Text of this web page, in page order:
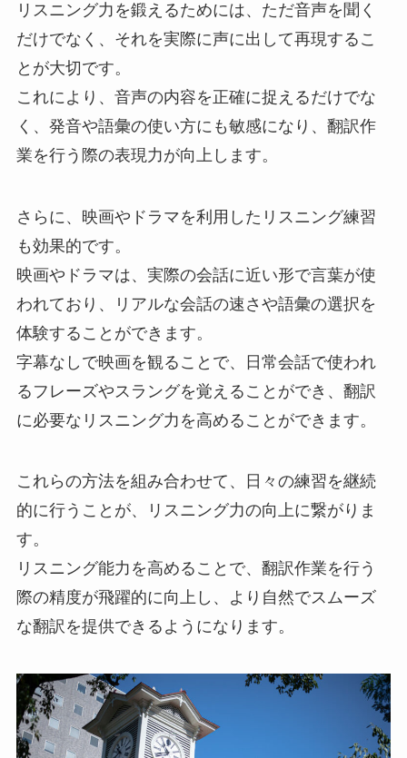
リスニング力を鍛えるためには、ただ音声を聞く
だけでなく、それを実際に声に出して再現するこ
とが大切です。
これにより、音声の内容を正確に捉えるだけでな
く、発音や語彙の使い方にも敏感になり、翻訳作
業を行う際の表現力が向上します。
さらに、映画やドラマを利用したリスニング練習
も効果的です。
映画やドラマは、実際の会話に近い形で言葉が使
われており、リアルな会話の速さや語彙の選択を
体験することができます。
字幕なしで映画を観ることで、日常会話で使われ
るフレーズやスラングを覚えることができ、翻訳
に必要なリスニング力を高めることができます。
これらの方法を組み合わせて、日々の練習を継続
的に行うことが、リスニング力の向上に繋がりま
す。
リスニング能力を高めることで、翻訳作業を行う
際の精度が飛躍的に向上し、より自然でスムーズ
な翻訳を提供できるようになります。